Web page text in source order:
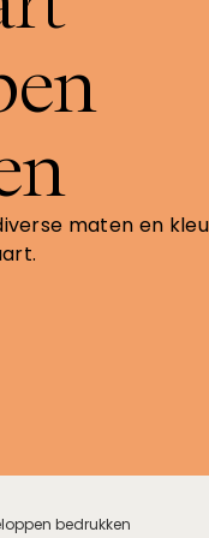
maten en
bedrukken